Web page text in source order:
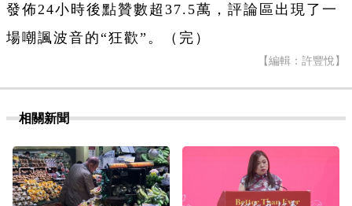
發佈24小時後點贊數超37.5萬，評論區出現了一
場嘲諷波音的“狂歡”。（完）
【編輯：許豐悅】
相關新聞